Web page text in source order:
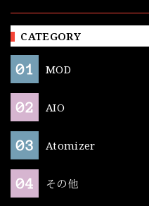
CATEGORY
MOD
AIO
Atomizer
その他